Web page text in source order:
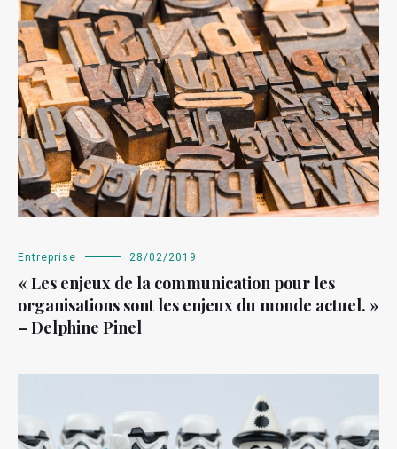
Entreprise 28/02/2019
« Les enjeux de la communication pour les
organisations sont les enjeux du monde actuel. »
– Delphine Pinel